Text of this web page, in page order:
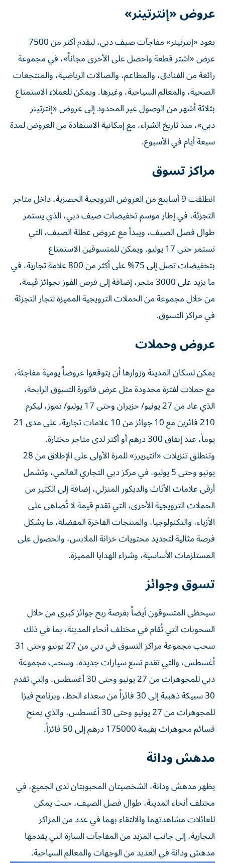
عروض «إنترتينر»
يعود «إنترتينر» مفاجآت صيف دبي، ليقدم أكثر من 7500
عرض «اشتر قطعة واحصل على الأخرى مجاناً»، في مجموعة
رائعة من الفنادق، والمطاعم، والصالات الرياضية، والمنتجعات
الصحية، والمعالم السياحية، وغيرها. ويمكن للعملاء الاستمتاع
بثلاثة أشهر من الوصول غير المحدود إلى عروض «إنترتينر
دبي»، منذ تاريخ الشراء، مع إمكانية الاستفادة من العروض لمدة
سبعة أيام في الأسبوع.
مراكز تسوق
انطلقت 9 أسابيع من العروض الترويجية الحصرية، داخل متاجر
التجزئة، في إطار موسم تخفيضات صيف دبي، الذي يستمر
طوال فصل الصيف، ويبدأ مع عروض عطلة الصيف، التي
تستمر حتى 17 يوليو. ويمكن للمتسوقين الاستمتاع
بتخفيضات تصل إلى 75% على أكثر من 800 علامة تجارية، في
ما يزيد على 3000 متجر، إضافة إلى فرص الفوز بجوائز قيمة،
من خلال مجموعة من الحملات الترويجية المميزة لتجار التجزئة
في مراكز التسوق.
عروض وحملات
يمكن لسكان المدينة وزوارها أن يتوقعوا عروضاً يومية مفاجئة،
مع حملات لفترة محدودة مثل عرض فاتورة التسوق الرابحة،
الذي عاد من 27 يونيو/ حزيران وحتى 17 يوليو/ تموز، ليكرم
210 فائزين مع 10 جوائز من 10 علامات تجارية، على مدى 21
يوماً، عند إنفاق 300 درهم أو أكثر لدى متاجر مختارة.
وتنطلق تنزيلات «انتيريرز» للمرة الأولى على الإطلاق من 28
يونيو وحتى 5 يوليو، في مركز دبي التجاري العالمي، وتشمل
أرقى علامات الأثاث والديكور المنزلي، إضافة إلى الكثير من
الحملات الترويجية الأخرى، التي تقدم قيمة لا تُضاهى على
الأزياء، والتكنولوجيا، والمنتجات الفاخرة المفضلة، ما يشكل
فرصة مثالية لتجديد محتويات خزانة الملابس، والحصول على
المستلزمات الأساسية، وشراء الهدايا المميزة.
تسوق وجوائز
سيحظى المتسوقون أيضاً بفرصة ربح جوائز كبرى من خلال
السحوبات التي تُقام في مختلف أنحاء المدينة، بما في ذلك
سحب مجموعة مراكز التسوق في دبي من 27 يونيو وحتى 31
أغسطس، والتي تقدم تسع سيارات جديدة، وسحب مجموعة
دبي للمجوهرات من 27 يونيو وحتى 30 أغسطس، والتي تقدم
30 سبيكة ذهبية إلى 30 فائزاً من سعداء الحظ، وبرنامج فيزا
للمجوهرات من 27 يونيو وحتى 30 أغسطس، والذي يمنح
قسائم مجوهرات بقيمة 175000 درهم إلى 50 فائزاً.
مدهش ودانة
يظهر مدهش ودانة، الشخصيتان المحبوبتان لدى الجميع، في
مختلف أنحاء المدينة، طوال فصل الصيف، حيث يمكن
للعائلات مشاهدتهما والالتقاء بهما في عدد من المراكز
التجارية، إلى جانب المزيد من المفاجآت السارة التي يقدمها
مدهش ودانة في العديد من الوجهات والمعالم السياحية.